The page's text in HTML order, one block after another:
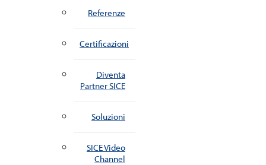
Referenze
Certificazioni
Diventa
Partner SICE
Soluzioni
SICE Video
Channel